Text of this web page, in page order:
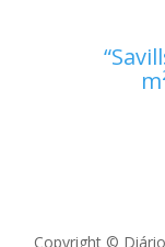
Copyright © Diário